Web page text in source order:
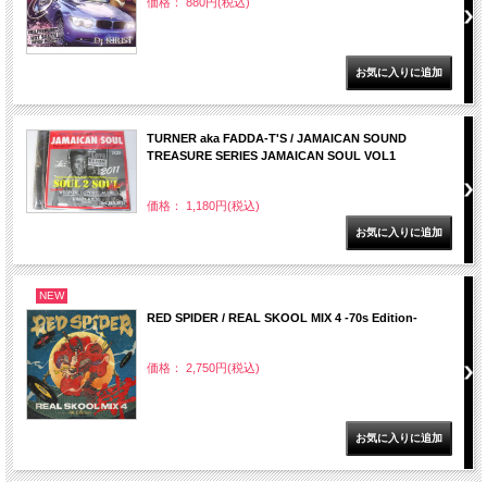
TURNER aka FADDA-T'S / JAMAICAN SOUND
TREASURE SERIES JAMAICAN SOUL VOL1
価格： 1,180円(税込)
NEW
RED SPIDER / REAL SKOOL MIX 4 -70s Edition-
価格： 2,750円(税込)